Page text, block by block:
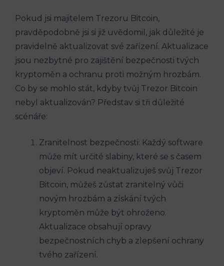
Pokud jsi majitelem Trezoru Bitcoin,
pravděpodobně jsi si již uvědomil, jak důležité je
pravidelně aktualizovat své zařízení. Aktualizace
jsou nezbytné pro zajištění bezpečnosti tvých
kryptoměn a ochranu proti možným hrozbám.
Co by se mohlo stát, kdyby tvůj Trezor Bitcoin
nebyl aktualizován? Představ si tři důležité
scénáře:
Zranitelnost bezpečnosti: Každý software
může mít určité slabiny, které se s časem
objeví. Pokud neaktualizuješ svůj Trezor
Bitcoin, můžeš zůstat zranitelný vůči
novým hrozbám a získání tvých
kryptoměn může být ohroženo.
Aktualizace obsahují opravy
bezpečnostních chyb a zlepšení ochrany
tvého zařízení.